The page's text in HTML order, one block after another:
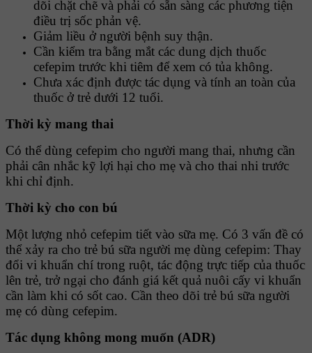
dõi chặt chẽ và phải có sẵn sàng các phương tiện
điều trị sốc phản vệ.
Giảm liều ở người bệnh suy thận.
Cần kiểm tra bằng mắt các dung dịch thuốc
cefepim trước khi tiêm để xem có tủa không.
Chưa xác định được tác dụng và tính an toàn của
thuốc ở trẻ dưới 12 tuổi.
Thời kỳ mang thai
Có thể dùng cefepim cho người mang thai, nhưng cần
phải cân nhắc kỹ lợi hại cho mẹ và cho thai nhi trước
khi chỉ định.
Thời kỳ cho con bú
Một lượng nhỏ cefepim tiết vào sữa mẹ. Có 3 vấn đề có
thể xảy ra cho trẻ bú sữa người mẹ dùng cefepim: Thay
đổi vi khuẩn chí trong ruột, tác động trực tiếp của thuốc
lên trẻ, trở ngại cho đánh giá kết quả nuôi cấy vi khuẩn
cần làm khi có sốt cao. Cần theo dõi trẻ bú sữa người
mẹ có dùng cefepim.
Tác dụng không mong muốn (ADR)